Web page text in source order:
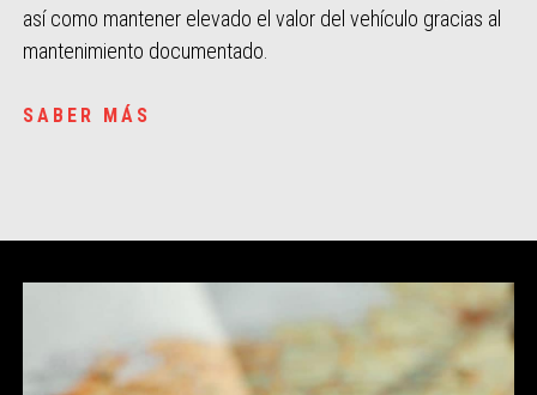
así como mantener elevado el valor del vehículo gracias al
mantenimiento documentado.
SABER MÁS